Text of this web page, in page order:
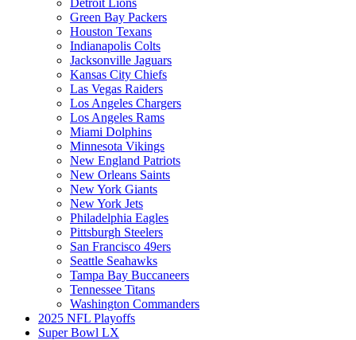
Detroit Lions
Green Bay Packers
Houston Texans
Indianapolis Colts
Jacksonville Jaguars
Kansas City Chiefs
Las Vegas Raiders
Los Angeles Chargers
Los Angeles Rams
Miami Dolphins
Minnesota Vikings
New England Patriots
New Orleans Saints
New York Giants
New York Jets
Philadelphia Eagles
Pittsburgh Steelers
San Francisco 49ers
Seattle Seahawks
Tampa Bay Buccaneers
Tennessee Titans
Washington Commanders
2025 NFL Playoffs
Super Bowl LX